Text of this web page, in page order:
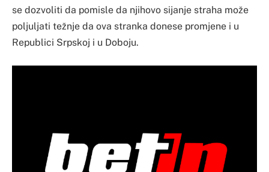
se dozvoliti da pomisle da njihovo sijanje straha može
poljuljati težnje da ova stranka donese promjene i u
Republici Srpskoj i u Doboju.